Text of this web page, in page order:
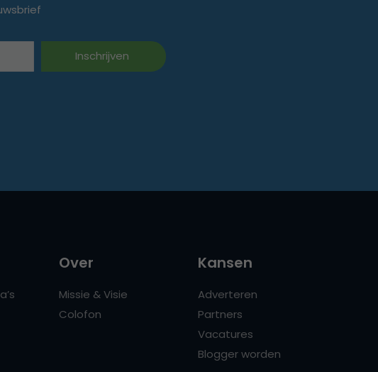
Over
Missie & Visie
Colofon
Kansen
Adverteren
Partners
Vacatures
Blogger worden